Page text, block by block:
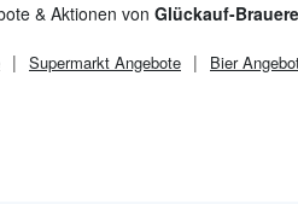
& Aktionen von Glückauf-
Supermarkt Angebote Bier